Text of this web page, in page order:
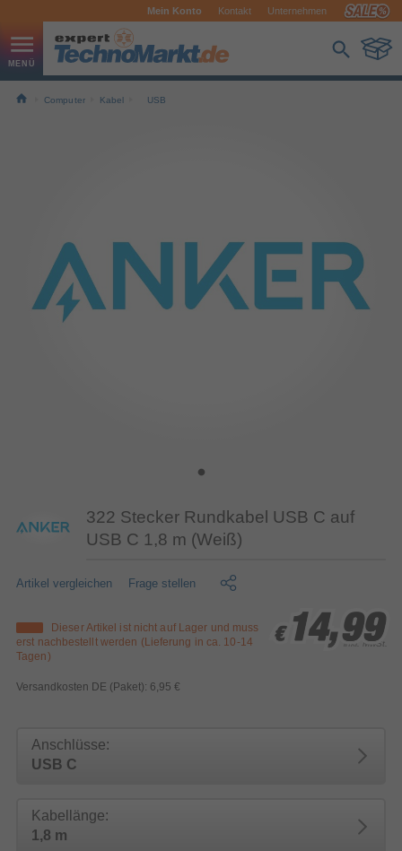
Mein Konto Kontakt Unternehmen
Computer Kabel USB
322 Stecker Rundkabel USB C auf
USB C 1,8 m (Weiß)
Artikel vergleichen Frage stellen
Dieser Artikel ist nicht auf Lager und muss
erst nachbestellt werden (Lieferung in ca. 10-14
Tagen)
Versandkosten DE (Paket): 6,95 €
€ 14,99
€ 14,99
€ 14,99
inkl. MwSt.
Anschlüsse:
USB C
Kabellänge:
1,8 m